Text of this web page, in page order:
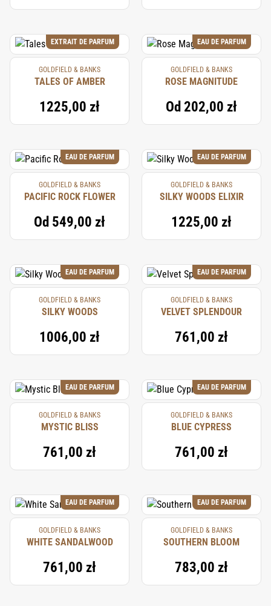
autentyczność, kunszt oraz pierwotne piękno jednego
z najbardziej unikatowych kontynentów świata.
EXTRAIT DE PARFUM
GOLDFIELD & BANKS
TALES OF AMBER
1225,00 zł
EAU DE PARFUM
GOLDFIELD & BANKS
ROSE MAGNITUDE
Od 202,00 zł
EAU DE PARFUM
GOLDFIELD & BANKS
PACIFIC ROCK FLOWER
Od 549,00 zł
EAU DE PARFUM
GOLDFIELD & BANKS
SILKY WOODS ELIXIR
1225,00 zł
EAU DE PARFUM
GOLDFIELD & BANKS
SILKY WOODS
1006,00 zł
EAU DE PARFUM
GOLDFIELD & BANKS
VELVET SPLENDOUR
761,00 zł
EAU DE PARFUM
GOLDFIELD & BANKS
MYSTIC BLISS
761,00 zł
EAU DE PARFUM
GOLDFIELD & BANKS
BLUE CYPRESS
761,00 zł
EAU DE PARFUM
GOLDFIELD & BANKS
WHITE SANDALWOOD
761,00 zł
EAU DE PARFUM
GOLDFIELD & BANKS
SOUTHERN BLOOM
783,00 zł